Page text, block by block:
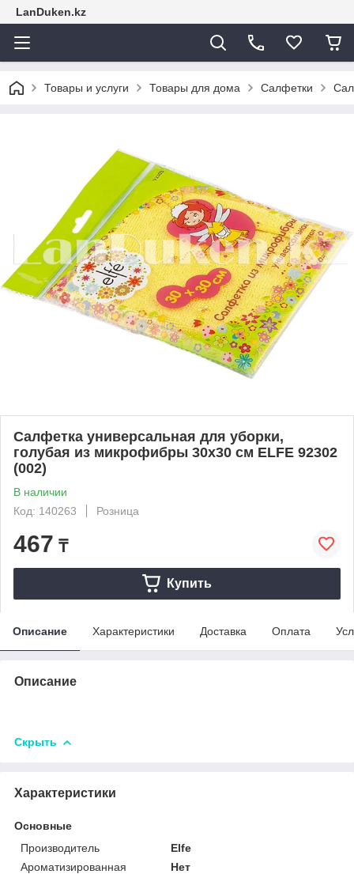
LanDuken.kz
Товары и услуги Товары для дома Салфетки
Салфетка универсальная для уборки,
голубая из микрофибры 30х30 см ELFE 92302
(002)
В наличии
Код: 140263
Розница
467 ₸
Купить
Описание Характеристики Доставка Оплата
Описание
Скрыть
Характеристики
Основные
Производитель
Elfe
Ароматизированная
Нет